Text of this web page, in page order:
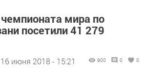
мира по
посетили 41 279
16 июня 2018 - 15:21 900 0 0